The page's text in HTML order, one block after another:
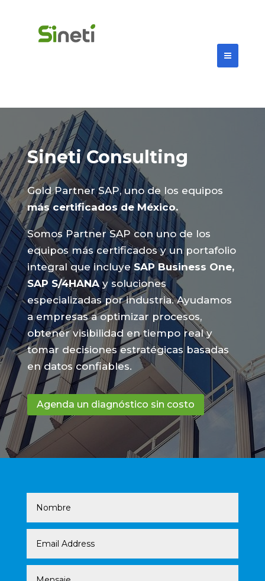
Sineti Consulting
Gold Partner SAP, uno de los equipos
más certificados de México.
Somos Partner SAP con uno de los
equipos más certificados y un portafolio
integral que incluyeSAP Business One,
SAP S/4HANAy soluciones
especializadas por industria. Ayudamos
a empresas a optimizar procesos,
obtener visibilidad en tiempo real y
tomar decisiones estratégicas basadas
en datos confiables.
Agenda un diagnóstico sin costo